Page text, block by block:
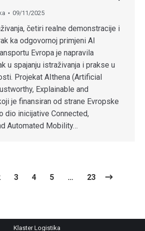
09/11/2025
četiri realne demonstracije i
ka odgovornoj primjeni AI
Evropa je napravila
u spajanju istraživanja i prakse u
Projekat AIthena (Artificial
Explainable and
je finansiran od strane Evropske
dio inicijative Connected,
Automated Mobility…
3 4 5 … 23
Klaster Logistika